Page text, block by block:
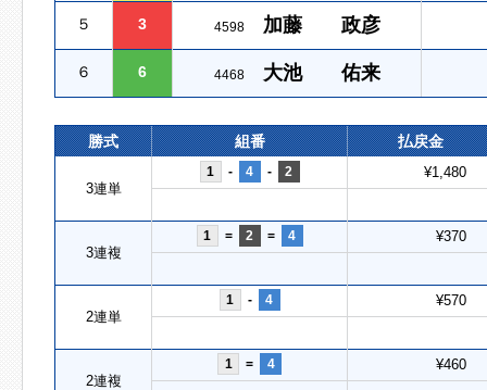
５ 3 4598 加藤 政彦
６ 6 4468 大池 佑来
勝式 組番 払戻金
3連単
1 - 4 - 2 ¥1,480
3連複
1 = 2 = 4 ¥370
2連単
1 - 4 ¥570
2連複
1 = 4 ¥460